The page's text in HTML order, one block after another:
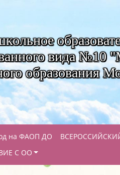
вида
образования
на ФАОП ДО
С ОО